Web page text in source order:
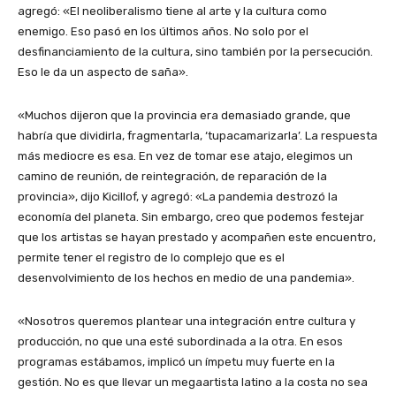
agregó: «El neoliberalismo tiene al arte y la cultura como
enemigo. Eso pasó en los últimos años. No solo por el
desfinanciamiento de la cultura, sino también por la persecución.
Eso le da un aspecto de saña».
«Muchos dijeron que la provincia era demasiado grande, que
habría que dividirla, fragmentarla, ‘tupacamarizarla’. La respuesta
más mediocre es esa. En vez de tomar ese atajo, elegimos un
camino de reunión, de reintegración, de reparación de la
provincia», dijo Kicillof, y agregó: «La pandemia destrozó la
economía del planeta. Sin embargo, creo que podemos festejar
que los artistas se hayan prestado y acompañen este encuentro,
permite tener el registro de lo complejo que es el
desenvolvimiento de los hechos en medio de una pandemia».
«Nosotros queremos plantear una integración entre cultura y
producción, no que una esté subordinada a la otra. En esos
programas estábamos, implicó un ímpetu muy fuerte en la
gestión. No es que llevar un megaartista latino a la costa no sea